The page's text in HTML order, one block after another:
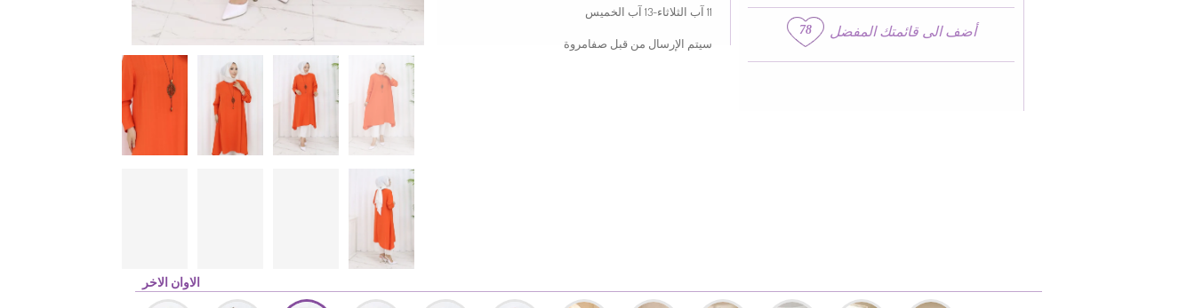
: 71,CHEST : 85,HEIGHT : 170,
11 آب الثلاثاء-13 آب الخميس
سيتم الإرسال من قبل صفامروة
78 أضف الى قائمتك المفضل
الاوان الاخر